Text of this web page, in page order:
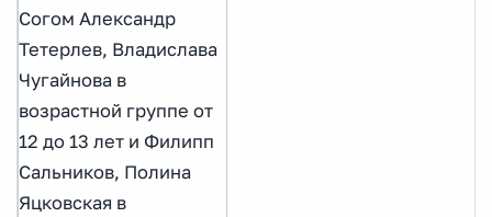
Согом Александр
Тетерлев, Владислава
Чугайнова в
возрастной группе от
12 до 13 лет и Филипп
Сальников, Полина
Яцковская в